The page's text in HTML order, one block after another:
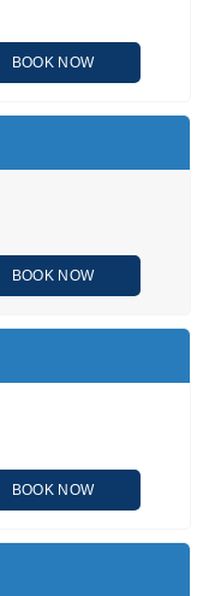
BOOK NOW
BOOK NOW
BOOK NOW